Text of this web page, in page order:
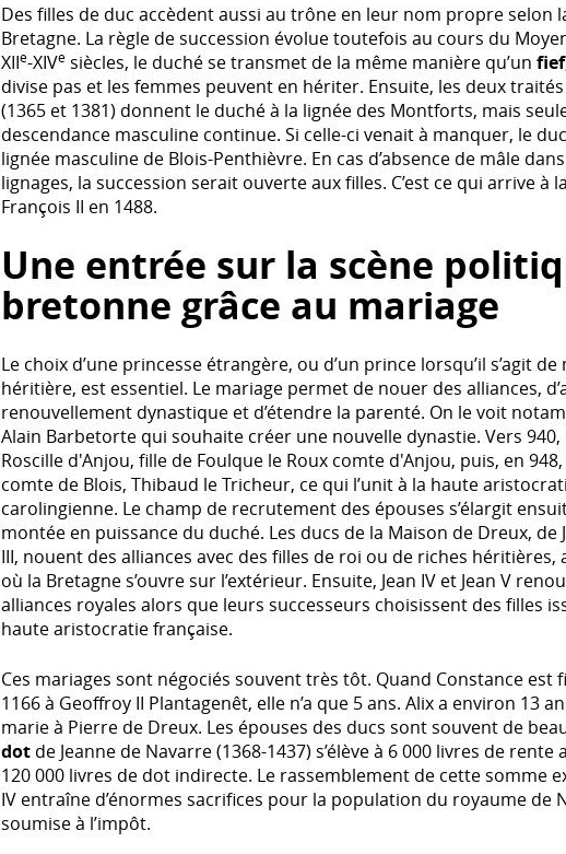
Des filles de duc accèdent aussi au trône en leur nom propre selon
Bretagne. La règle de succession évolue toutefois au cours du
XIIe-XIVe siècles, le duché se transmet de la même manière qu’unfief
divise pas et les femmes peuvent en hériter. Ensuite, les deux
(1365 et 1381) donnent le duché à la lignée des Montforts, mais
descendance masculine continue. Si celle-ci venait à manquer, le
lignée masculine de Blois-Penthièvre. En cas d’absence de mâle
lignages, la succession serait ouverte aux filles. C’est ce qui arrive à
François II en 1488.
Une entrée sur la scène
bretonne grâce au mariage
Le choix d’une princesse étrangère, ou d’un prince lorsqu’il s’agit
héritière, est essentiel. Le mariage permet de nouer des alliances,
renouvellement dynastique et d’étendre la parenté. On le voit
Alain Barbetorte qui souhaite créer une nouvelle dynastie. Vers 940,
Roscille d'Anjou, fille de Foulque le Roux comte d'Anjou, puis, en
comte de Blois, Thibaud le Tricheur, ce qui l’unit à la haute
carolingienne. Le champ de recrutement des épouses s’élargit
montée en puissance du duché. Les ducs de la Maison de Dreux, de
III, nouent des alliances avec des filles de roi ou de riches héritières,
où la Bretagne s’ouvre sur l’extérieur. Ensuite, Jean IV et Jean V
alliances royales alors que leurs successeurs choisissent des filles
haute aristocratie française.
Ces mariages sont négociés souvent très tôt. Quand Constance est
1166 à Geoffroy II Plantagenêt, elle n’a que 5 ans. Alix a environ 13
marie à Pierre de Dreux. Les épouses des ducs sont souvent de
dot de Jeanne de Navarre (1368-1437) s’élève à 6 000 livres de rente
120 000 livres de dot indirecte. Le rassemblement de cette somme
IV entraîne d’énormes sacrifices pour la population du royaume de
soumise à l’impôt.